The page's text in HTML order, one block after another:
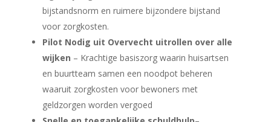
bijstandsnorm en ruimere bijzondere bijstand
voor zorgkosten.
Pilot Nodig uit Overvecht uitrollen over alle
wijken – Krachtige basiszorg waarin huisartsen
en buurtteam samen een noodpot beheren
waaruit zorgkosten voor bewoners met
geldzorgen worden vergoed